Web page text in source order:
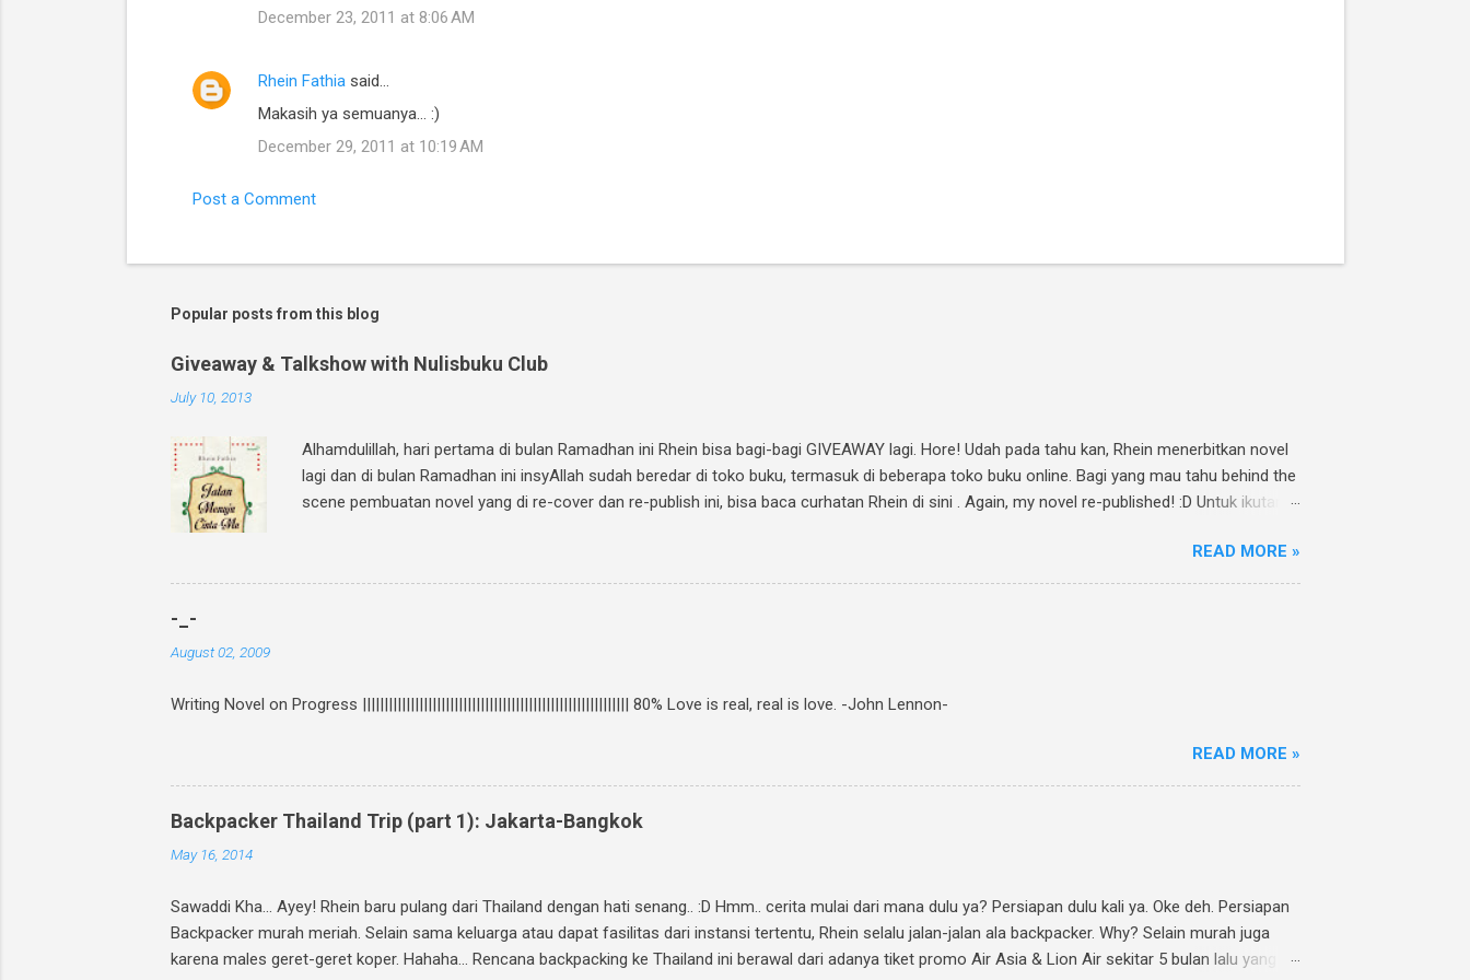
December 23, 2011 at 8:06 AM
Rhein Fathiasaid…
Makasih ya semuanya... :)
December 29, 2011 at 10:19 AM
Post a Comment
Popular posts from this blog
Giveaway & Talkshow with Nulisbuku Club
July 10, 2013
Alhamdulillah, hari pertama di bulan Ramadhan ini Rhein bisa bagi-bagi GIVEAWAY lagi. Hore! Udah pada tahu kan, Rhein menerbitkan novel
lagi dan di bulan Ramadhan ini insyAllah sudah beredar di toko buku, termasuk di beberapa toko buku online. Bagi yang mau tahu behind the
scene pembuatan novel yang di re-cover dan re-publish ini, bisa baca curhatan Rhein di sini . Again, my novel re-published! :D Untuk ikutan
Cinta-Mu " dan mention 2 temanmu untuk ikutan. Kalimatnya: " Ikutan GIVEAWAY #JalanMenujuCintaMu novel @rheinfathia yuk, @[nama
teman1] @[nama teman2] Info www.rheinfathia.com " Boleh nge-twit berkali-kali dan ajak teman sebanyak mungkin :). Contoh: Nggak punya
READ MORE »
-_-
August 02, 2009
Writing Novel on Progress ||||||||||||||||||||||||||||||||||||||||||||||||||||||||||||| 80% Love is real, real is love. -John Lennon-
READ MORE »
Backpacker Thailand Trip (part 1): Jakarta-Bangkok
May 16, 2014
Sawaddi Kha... Ayey! Rhein baru pulang dari Thailand dengan hati senang.. :D Hmm.. cerita mulai dari mana dulu ya? Persiapan dulu kali ya. Oke deh. Persiapan
Backpacker murah meriah. Selain sama keluarga atau dapat fasilitas dari instansi tertentu, Rhein selalu jalan-jalan ala backpacker. Why? Selain murah juga
karena males geret-geret koper. Hahaha... Rencana backpacking ke Thailand ini berawal dari adanya tiket promo Air Asia & Lion Air sekitar 5 bulan lalu yang